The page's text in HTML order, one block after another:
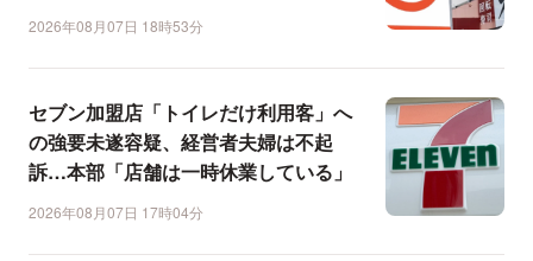
2026年08月07日 18時53分
セブン加盟店「トイレだけ利用客」へ
の強要未遂容疑、経営者夫婦は不起
訴…本部「店舗は一時休業している」
2026年08月07日 17時04分